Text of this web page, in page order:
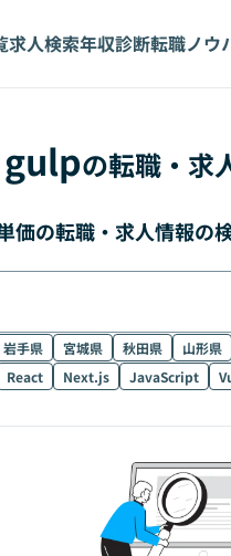
求人検索年収診断転職ノウ
gulpの転職・求
価の転職・求人情報の
岩手県 宮城県 秋田県 山形県
React Next.js JavaScript